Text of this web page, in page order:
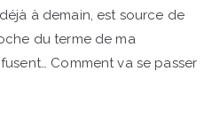
à demain, est source de
du terme de ma
Comment va se passer